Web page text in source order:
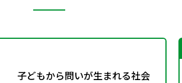
子どもから問いが生まれる社会